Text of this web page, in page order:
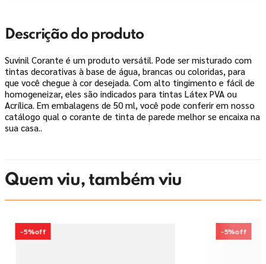
Descrição do produto
Suvinil Corante é um produto versátil. Pode ser misturado com
tintas decorativas à base de água, brancas ou coloridas, para
que você chegue à cor desejada. Com alto tingimento e fácil de
homogeneizar, eles são indicados para tintas Látex PVA ou
Acrílica. Em embalagens de 50 ml, você pode conferir em nosso
catálogo qual o corante de tinta de parede melhor se encaixa na
sua casa..
Quem viu, também viu
-5%off -5%off